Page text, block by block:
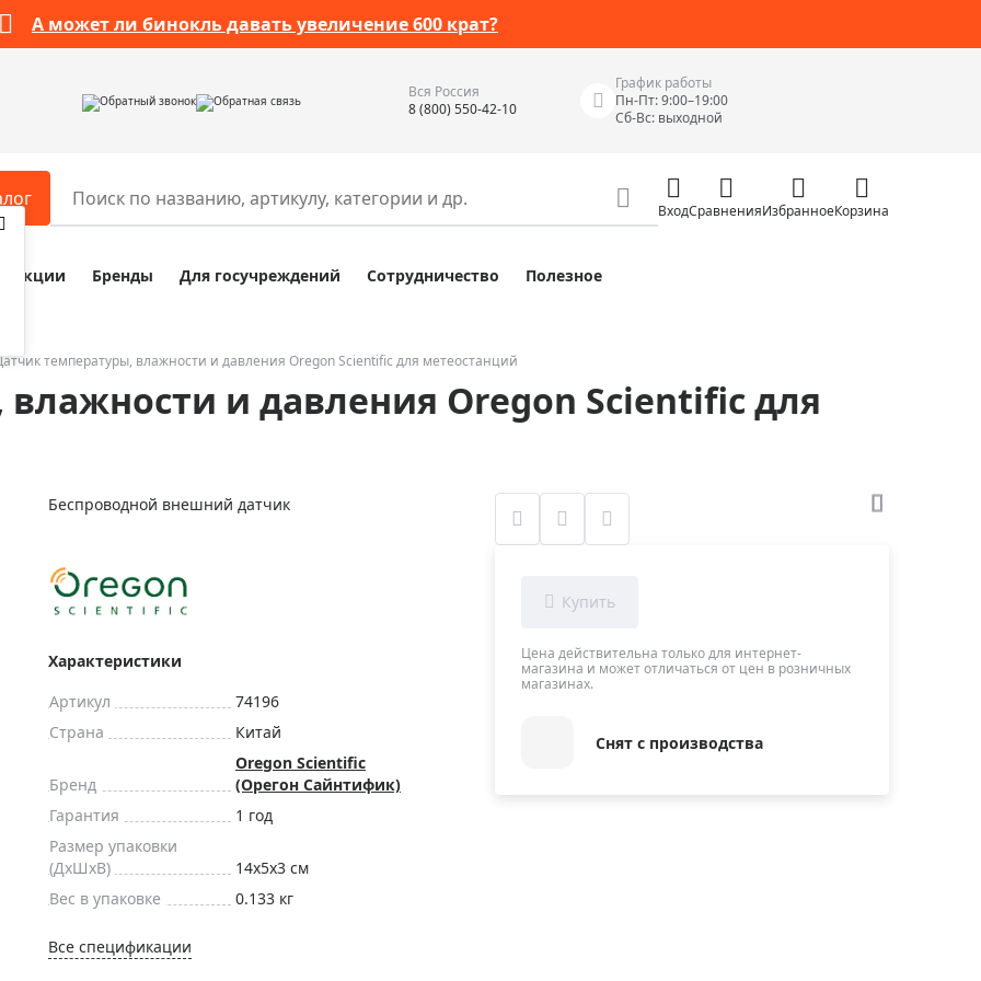
А может ли бинокль давать увеличение 600 крат?
Обратный звонок Обратная связь
Вся Россия
8 (800) 550-42-10
График работы
Пн-Пт: 9:00–19:00
Сб-Вс: выходной
для микроскопов
для зрительных труб
для биноклей
для приборов ночного
оптики по специальным
выставочных образцов
Разное
Компасы
Наборы исследователя Bresser Junior
Наборы для химических опытов
Карты, постеры, литература
Фонари
Элементы питания, карты памяти
Фотооборудование
Мерч
Измерительные инструменты
Цифровые уровни и угломеры
Электроизмерительные приборы
Приборы теплового контроля
Приборы для обслуживания сетей
Влагомеры (датчики влажности)
Измерители параметров окружающей
среды
Видеоэндоскопы
ВходСравненияИзбранноеКорзина
Акции Бренды Для госучреждений Сотрудничество Полезное
температуры, влажности и давления Oregon Scientific для метеостанций
и давления Oregon Scientific для
Беспроводной внешний датчик
Характеристики
Артикул
74196
Страна
Китай
Бренд
Oregon Scientific
(Орегон Сайнтифик)
Гарантия
1 год
Размер упаковки
(ДxШxВ)
14x5x3 см
Вес в упаковке
0.133 кг
Все спецификации
Цена действительна только для интернет-
магазина и может отличаться от цен в розничных
магазинах.
Снят с производства